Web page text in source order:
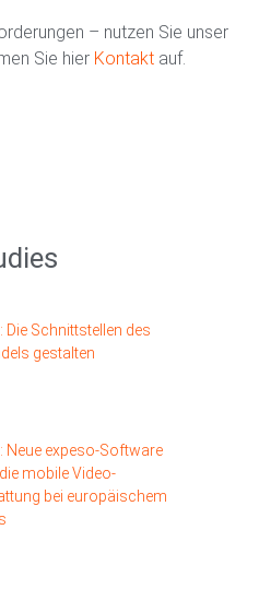
– nutzen Sie unser
Sie hier Kontakt auf.
Die Schnittstellen des
gestalten
Neue expeso-Software
mobile Video-
bei europäischem